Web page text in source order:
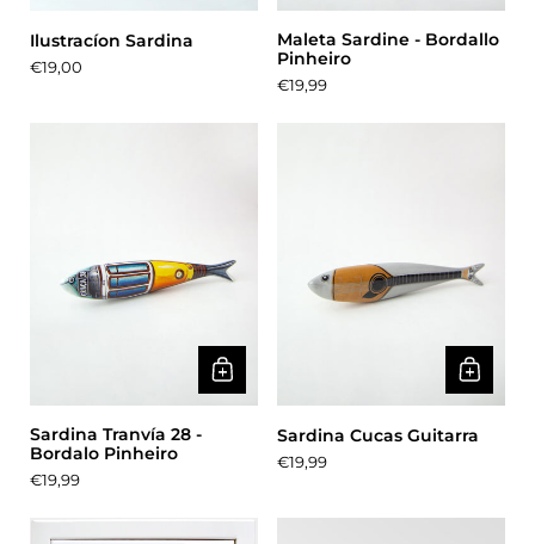
Ilustracíon Sardina
Precio:
€19,00
Maleta Sardine - Bordallo
Pinheiro
Precio:
€19,99
Sardina Tranvía 28 -
Bordalo Pinheiro
Precio:
€19,99
Sardina Cucas Guitarra
Precio:
€19,99